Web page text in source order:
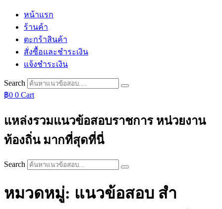
หน้าแรก
ร้านค้า
ตะกร้าสินค้า
สั่งซื้อและชำระเงิน
แจ้งชำระเงิน
Search
฿0 0 Cart
แหล่งรวมแนวข้อสอบราชการ หน่วยงาน
ท้องถิ่น มากที่สุดที่นี่
Search
หมวดหมู่: แนวข้อสอบ สํา